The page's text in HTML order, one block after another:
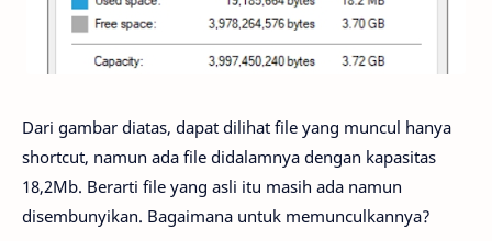
Dari gambar diatas, dapat dilihat file yang muncul hanya
shortcut, namun ada file didalamnya dengan kapasitas
18,2Mb. Berarti file yang asli itu masih ada namun
disembunyikan. Bagaimana untuk memunculkannya?